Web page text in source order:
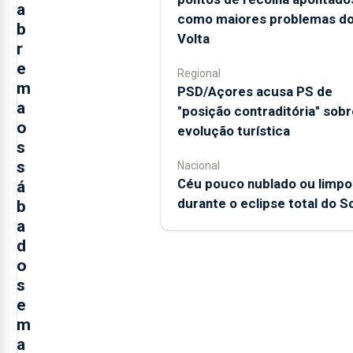
a
b
r
e
m
a
o
s
s
á
b
a
d
o
s
e
m
a
como maiores problemas
Volta
Regional
PSD/Açores acusa PS de
"posição contraditória"
evolução turística
Nacional
Céu pouco nublado ou limpo
durante o eclipse total do